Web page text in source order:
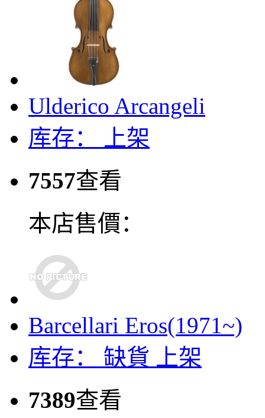
Ulderico Arcangeli
库存：
上架
7557查看
本店售價：
Barcellari Eros(1971~)
库存： 缺貨
上架
7389查看